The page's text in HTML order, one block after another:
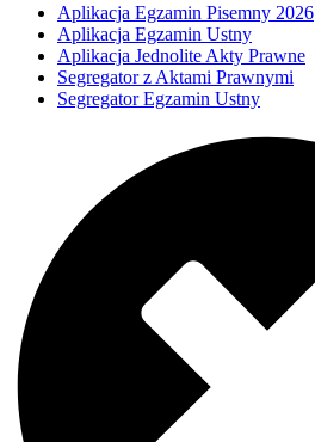
Aplikacja Egzamin Pisemny 2026
Aplikacja Egzamin Ustny
Aplikacja Jednolite Akty Prawne
Segregator z Aktami Prawnymi
Segregator Egzamin Ustny